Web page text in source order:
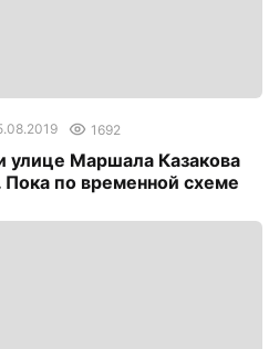
1692
улице Маршала Казакова
по временной схеме